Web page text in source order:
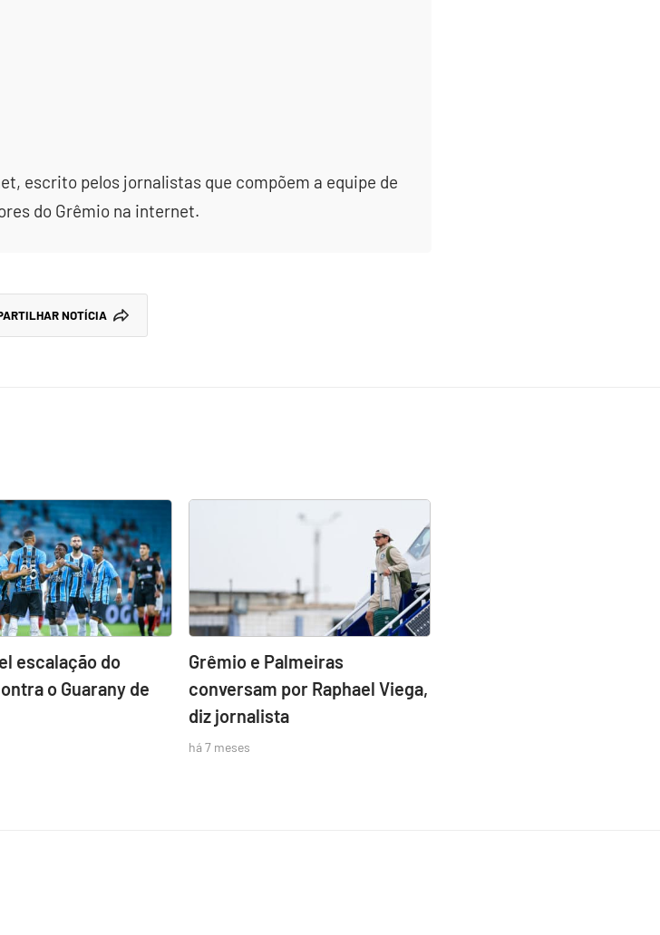
escrito pelos jornalistas que compõem a equipe de
do Grêmio na internet.
NOTÍCIA
escalação do
o Guarany de
Grêmio e Palmeiras
conversam por Raphael Viega,
diz jornalista
há 7 meses